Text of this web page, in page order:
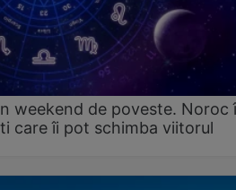
weekend de poveste. Noroc
care îi pot schimba viitorul